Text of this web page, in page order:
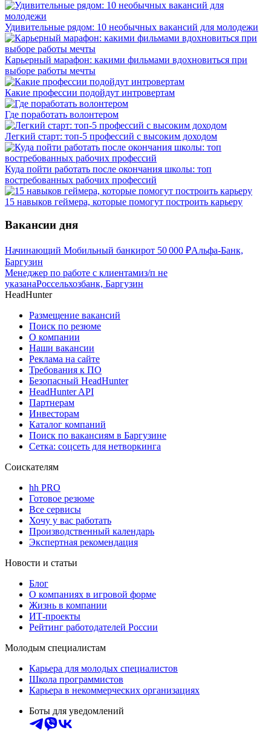
Удивительные рядом: 10 необычных вакансий для молодежи
Карьерный марафон: какими фильмами вдохновиться при
выборе работы мечты
Какие профессии подойдут интровертам
Где поработать волонтером
Легкий старт: топ-5 профессий с высоким доходом
Куда пойти работать после окончания школы: топ
востребованных рабочих профессий
15 навыков геймера, которые помогут построить карьеру
Вакансии дня
Начинающий Мобильный банкирот 50 000 ₽Альфа-Банк,
Баргузин
Менеджер по работе с клиентамиз/п не
указанаРоссельхозбанк, Баргузин
HeadHunter
Размещение вакансий
Поиск по резюме
О компании
Наши вакансии
Реклама на сайте
Требования к ПО
Безопасный HeadHunter
HeadHunter API
Партнерам
Инвесторам
Каталог компаний
Поиск по вакансиям в Баргузине
Сетка: соцсеть для нетворкинга
Соискателям
hh PRO
Готовое резюме
Все сервисы
Хочу у вас работать
Производственный календарь
Экспертная рекомендация
Новости и статьи
Блог
О компаниях в игровой форме
Жизнь в компании
ИТ-проекты
Рейтинг работодателей России
Молодым специалистам
Карьера для молодых специалистов
Школа программистов
Карьера в некоммерческих организациях
Боты для уведомлений